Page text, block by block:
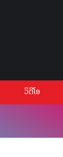
ວິດີໂອ